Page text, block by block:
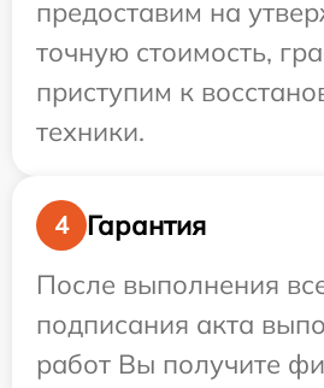
предоставим на
точную стоимость,
приступим к
техники.
4
Гарантия
После выполнения
подписания акта
работ Вы получите